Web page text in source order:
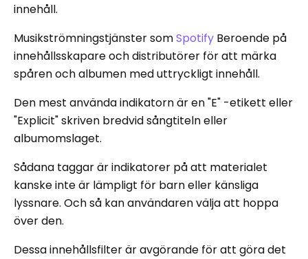
innehåll.
Musikströmningstjänster somSpotify Beroende på
innehållsskapare och distributörer för att märka
spåren och albumen med uttryckligt innehåll.
Den mest använda indikatorn är en "E" -etikett eller
"Explicit" skriven bredvid sångtiteln eller
albumomslaget.
Sådana taggar är indikatorer på att materialet
kanske inte är lämpligt för barn eller känsliga
lyssnare. Och så kan användaren välja att hoppa
över den.
Dessa innehållsfilter är avgörande för att göra det